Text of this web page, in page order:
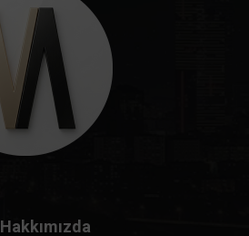
Hakkımızda